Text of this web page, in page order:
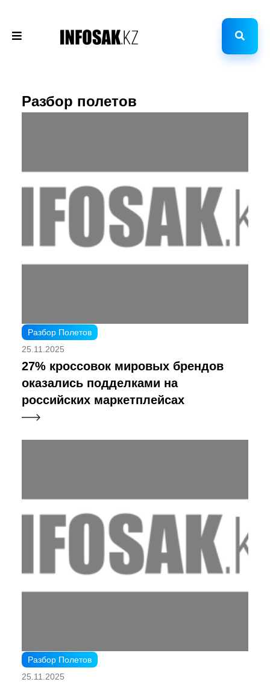
Разбор полетов
Разбор Полетов
25.11.2025
27% кроссовок мировых брендов
оказались подделками на
российских маркетплейсах
Разбор Полетов
25.11.2025